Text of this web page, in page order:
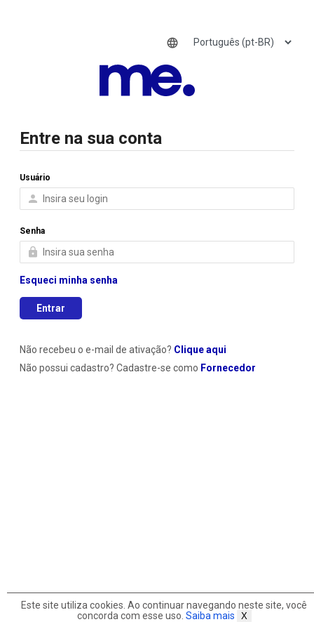
O
MERCADO
elevado
à
potência

Entre na sua conta
Usuário

Senha

Esqueci minha senha
Entrar
Não recebeu o e-mail de ativação? Clique aqui
Não possui cadastro? Cadastre-se como Fornecedor
Este site utiliza cookies. Ao continuar navegando neste site, você
concorda com esse uso. Saiba mais X